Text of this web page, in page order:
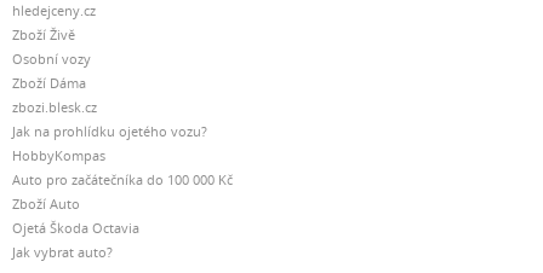
hledejceny.cz
Zboží Živě
Osobní vozy
Zboží Dáma
zbozi.blesk.cz
Jak na prohlídku ojetého vozu?
HobbyKompas
Auto pro začátečníka do 100 000 Kč
Zboží Auto
Ojetá Škoda Octavia
Jak vybrat auto?